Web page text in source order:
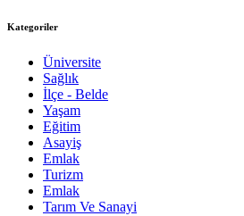
Kategoriler
Üniversite
Sağlık
İlçe - Belde
Yaşam
Eğitim
Asayiş
Emlak
Turizm
Emlak
Tarım Ve Sanayi